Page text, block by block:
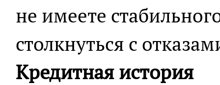
не имеете
столкнуться с
Кредитная история